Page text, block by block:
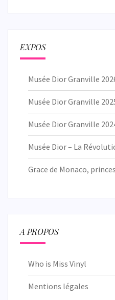
EXPOS
Musée Dior Granville
Musée Dior Granville
Musée Dior Granville
Musée Dior – La
Grace de Monaco,
A PROPOS
Who is Miss Vinyl
Mentions légales